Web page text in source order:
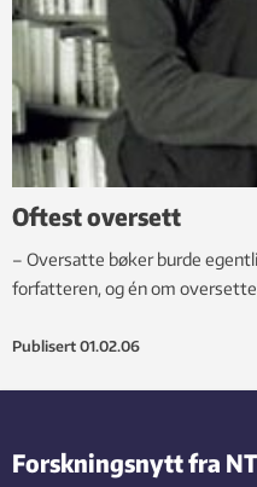
Oftest oversett
– Oversatte bøker burde
forfatteren, og én om
Publisert 01.02.06
Forskningsnytt fra